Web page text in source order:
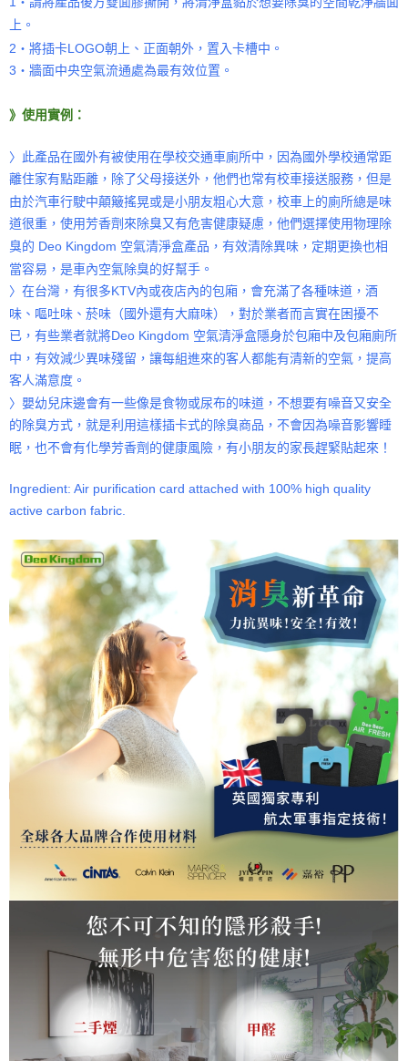
上。
2‧將插卡LOGO朝上、正面朝外，置入卡槽中。
3‧牆面中央空氣流通處為最有效位置。
》 使用實例：
〉此產品在國外有被使用在學校交通車廁所中，因為國外學校通常距
離住家有點距離，除了父母接送外，他們也常有校車接送服務，但是
由於汽車行駛中顛簸搖晃或是小朋友粗心大意，校車上的廁所總是味
道很重，使用芳香劑來除臭又有危害健康疑慮，他們選擇使用物理除
臭的 Deo Kingdom 空氣清淨盒產品，有效清除異味，定期更換也相
當容易，是車內空氣除臭的好幫手。
〉在台灣，有很多KTV內或夜店內的包廂，會充滿了各種味道，酒
味、嘔吐味、菸味（國外還有大麻味），對於業者而言實在困擾不
已，有些業者就將Deo Kingdom 空氣清淨盒隱身於包廂中及包廂廁所
中，有效減少異味殘留，讓每組進來的客人都能有清新的空氣，提高
客人滿意度。
〉嬰幼兒床邊會有一些像是食物或尿布的味道，不想要有噪音又安全
的除臭方式，就是利用這樣插卡式的除臭商品，不會因為噪音影響睡
眠，也不會有化學芳香劑的健康風險，有小朋友的家長趕緊貼起來！
Ingredient: Air purification card attached with 100% high quality
active carbon fabric.